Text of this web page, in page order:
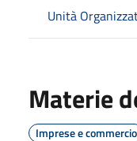
Unità
Materie
Imprese e commercio